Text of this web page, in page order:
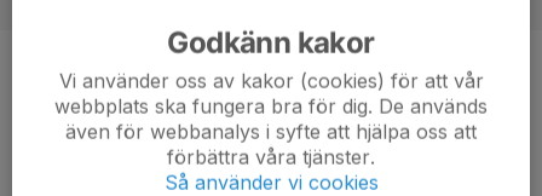
Position
-
Ålder
10 år
Godkänn kakor
Vi använder oss av kakor (cookies) för att vår
webbplats ska fungera bra för dig. De används
även för webbanalys i syfte att hjälpa oss att
förbättra våra tjänster.
Så använder vi cookies